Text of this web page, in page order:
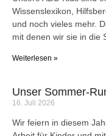
Wissenslexikon,
und noch vieles mehr.
mit denen wir sie in die
Weiterlesen »
Unser Sommer-
16. Juli 2026
Wir feiern in diesem